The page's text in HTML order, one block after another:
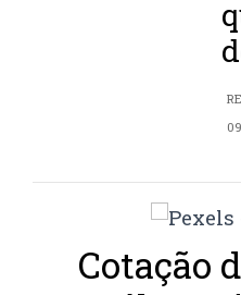
Cotação